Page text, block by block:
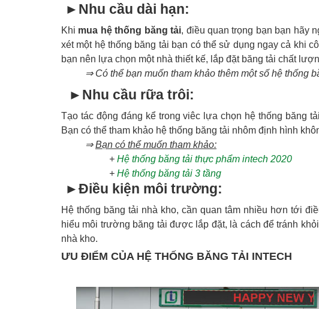
► Nhu cầu dài hạn:
Khi mua hệ thống băng tải, điều quan trọng bạn bạn hãy
xét một hệ thống băng tải bạn có thể sử dụng ngay cả khi
bạn nên lựa chọn một nhà thiết kế, lắp đặt băng tải chất
⇒ Có thể bạn muốn tham khảo thêm một số hệ thống
► Nhu cầu rữa trôi:
Tạo tác động đáng kể trong viêc lựa chọn hệ thống băng
Bạn có thể tham khảo hệ thống băng tải nhôm định hình
⇒Bạn có thể muốn tham khảo:
+ Hệ thống băng tải thực phẩm intech 2020
+ Hệ thống băng tải 3 tầng
►Điều kiện môi trường:
Hệ thống băng tải nhà kho, cần quan tâm nhiều hơn tới
hiểu môi trường băng tải được lắp đặt, là cách để tránh
nhà kho.
ƯU ĐIỂM CỦA HỆ THỐNG BĂNG TẢI INTECH